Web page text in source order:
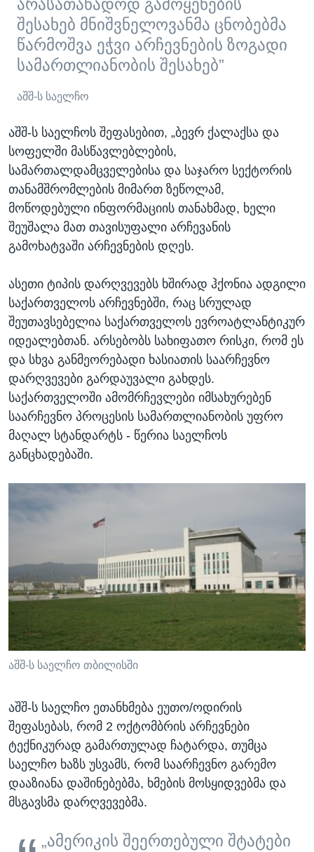
არასათანადოდ გამოყენების
შესახებ მნიშვნელოვანმა ცნობებმა
წარმოშვა ეჭვი არჩევნების ზოგადი
სამართლიანობის შესახებ”
აშშ-ს საელჩო
აშშ-ს საელჩოს შეფასებით, „ბევრ ქალაქსა და
სოფელში მასწავლებლების,
სამართალდამცველებისა და საჯარო სექტორის
თანამშრომლების მიმართ ზეწოლამ,
მოწოდებული ინფორმაციის თანახმად, ხელი
შეუშალა მათ თავისუფალი არჩევანის
გამოხატვაში არჩევნების დღეს.
ასეთი ტიპის დარღვევებს ხშირად ჰქონია ადგილი
საქართველოს არჩევნებში, რაც სრულად
შეუთავსებელია საქართველოს ევროატლანტიკურ
იდეალებთან. არსებობს სახიფათო რისკი, რომ ეს
და სხვა განმეორებადი ხასიათის საარჩევნო
დარღვევები გარდაუვალი გახდეს.
საქართველოში ამომრჩევლები იმსახურებენ
საარჩევნო პროცესის სამართლიანობის უფრო
მაღალ სტანდარტს - წერია საელჩოს
განცხადებაში.
აშშ-ს საელჩო თბილისში
აშშ-ს საელჩო ეთანხმება ეუთო/ოდირის
შეფასებას, რომ 2 ოქტომბრის არჩევნები
ტექნიკურად გამართულად ჩატარდა, თუმცა
საელჩო ხაზს უსვამს, რომ საარჩევნო გარემო
დააზიანა დაშინებებმა, ხმების მოსყიდვებმა და
მსგავსმა დარღვევებმა.
„ამერიკის შეერთებული შტატები